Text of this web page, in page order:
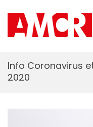
contenu
Info Coronavirus
2020